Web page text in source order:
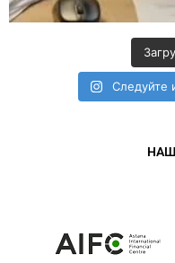
Следуйте